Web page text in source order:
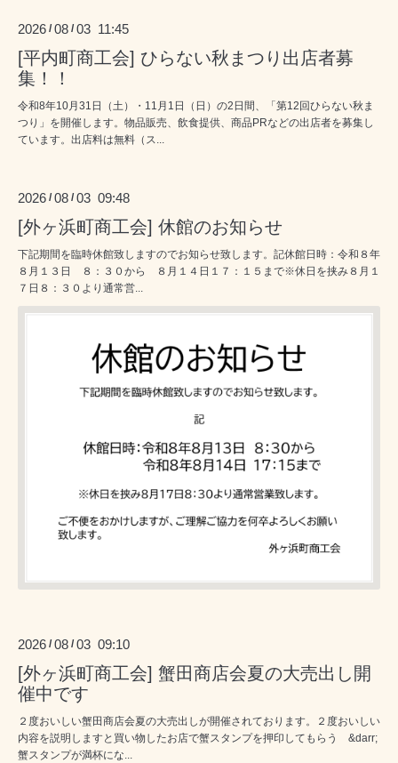
2026 /08 /03 11:45
[平内町商工会] ひらない秋まつり出店者募
集！！
令和8年10月31日（土）・11月1日（日）の2日間、「第12回ひらない秋ま
つり」を開催します。物品販売、飲食提供、商品PRなどの出店者を募集し
ています。出店料は無料（ス...
2026 /08 /03 09:48
[外ヶ浜町商工会] 休館のお知らせ
下記期間を臨時休館致しますのでお知らせ致します。記休館日時：令和８年
８月１３日 ８：３０から ８月１４日１７：１５まで※休日を挟み８月１
７日８：３０より通常営...
2026 /08 /03 09:10
[外ヶ浜町商工会] 蟹田商店会夏の大売出し開
催中です
２度おいしい蟹田商店会夏の大売出しが開催されております。２度おいしい
内容を説明しますと買い物したお店で蟹スタンプを押印してもらう &darr;
蟹スタンプが満杯にな...